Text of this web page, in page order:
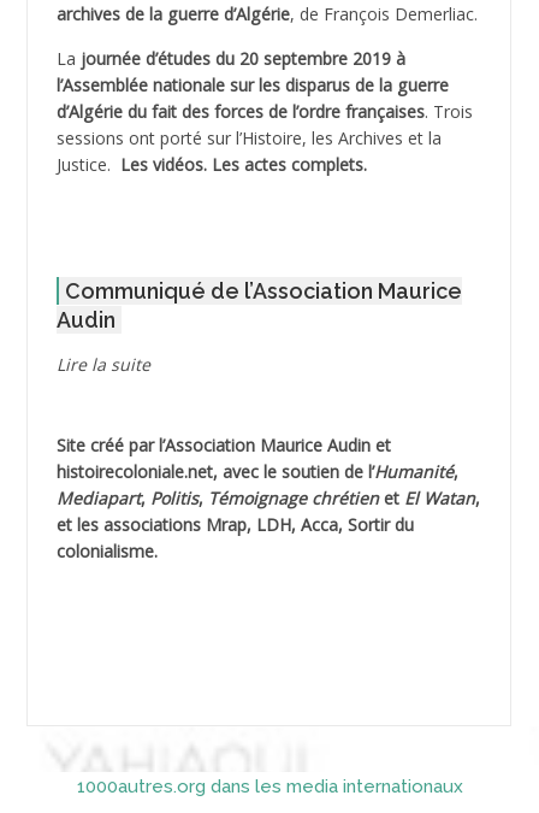
ADJANI Khaled
ADJAOUT
ADNI Mohamed Akli
ADOUL Arab *
AGOULMINE
AHLOUCHE Mabrouk *
AIBLIED Ahmed
AICI (ou AISSI) Laïd
archives de la guerre d’Algérie, de François Demerliac.
La journée d’études du 20 septembre 2019 à
l’Assemblée nationale sur les disparus de la guerre
d’Algérie du fait des forces de l’ordre françaises. Trois
sessions ont porté sur l’Histoire, les Archives et la
Justice. Les vidéos. Les actes complets.
Communiqué de l’Association Maurice
Audin
Lire la suite
Site créé par l’Association Maurice Audinet
histoirecoloniale.net, avec le soutien de l’Humanité,
Mediapart, Politis, Témoignage chrétienet El Watan,
et les associations Mrap, LDH, Acca, Sortir du
colonialisme.
1000autres.org dans les media internationaux